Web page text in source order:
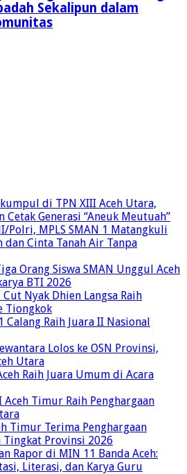
Sekalipun dalam
di TPN XIII Aceh Utara,
Cetak Generasi “Aneuk Meutuah”
Polri, MPLS SMAN 1 Matangkuli
dan Cinta Tanah Air Tanpa
Orang Siswa SMAN Unggul Aceh
BTI 2026
Nyak Dhien Langsa Raih
Tiongkok
Calang Raih Juara II Nasional
Lolos ke OSN Provinsi,
Utara
Raih Juara Umum di Acara
Timur Raih Penghargaan
Timur Terima Penghargaan
Tingkat Provinsi 2026
Rapor di MIN 11 Banda Aceh:
Literasi, dan Karya Guru